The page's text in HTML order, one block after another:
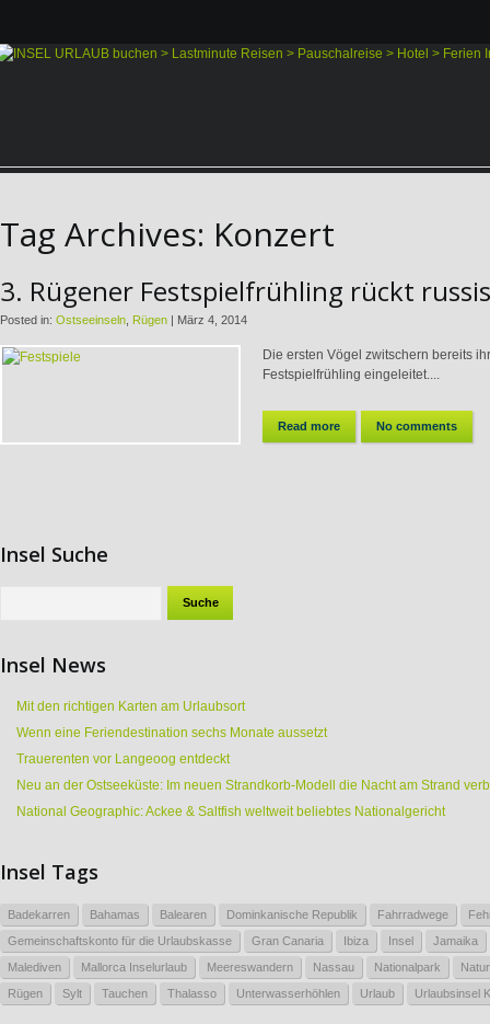
Tag Archives: Konzert
3. Rügener Festspielfrühling rückt
Posted in: Ostseeinseln Rügen | März 4, 2014
Die ersten Vögel zwitschern bereits
Festspielfrühling eingeleitet....
Read more No comments
Insel Suche
Insel News
Mit den richtigen Karten am Urlaubsort
Wenn eine Feriendestination sechs Monate aussetzt
Trauerenten vor Langeoog entdeckt
Neu an der Ostseeküste: Im neuen Strandkorb-Modell die Nacht am Strand
National Geographic: Ackee & Saltfish weltweit beliebtes Nationalgericht
Insel Tags
Badekarren Bahamas Balearen Dominkanische Republik Fahrradwege
Gemeinschaftskonto für die Urlaubskasse
Gran Canaria Ibiza Insel
Jamaika
Malediven
Mallorca Inselurlaub Meereswandern Nassau Nationalpark
Natur
Rügen
Sylt Tauchen Thalasso Unterwasserhöhlen Urlaub Urlaubsinsel